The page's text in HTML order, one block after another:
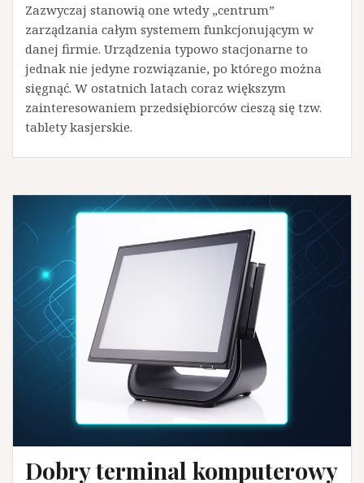
Zazwyczaj stanowią one wtedy „centrum”
zarządzania całym systemem funkcjonującym w
danej firmie. Urządzenia typowo stacjonarne to
jednak nie jedyne rozwiązanie, po którego można
sięgnąć. W ostatnich latach coraz większym
zainteresowaniem przedsiębiorców cieszą się tzw.
tablety kasjerskie.
Dobry terminal komputerowy